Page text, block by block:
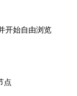
开始自由浏览
点